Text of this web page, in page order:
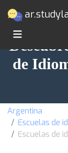
de
Argentina
Escuelas de
Escuelas de